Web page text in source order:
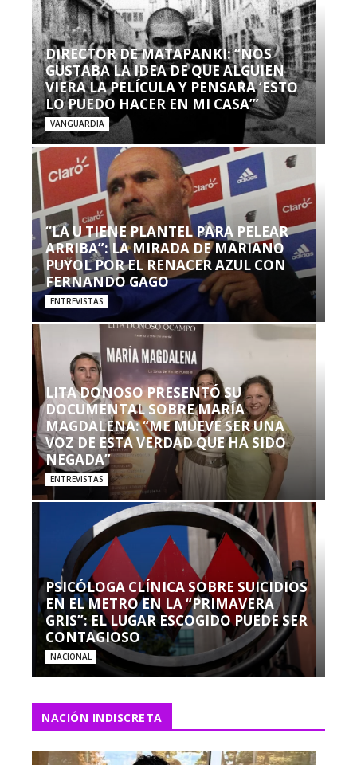
DIRECTOR DE MATAPANKI: “NOS
GUSTABA LA IDEA DE QUE ALGUIEN
VIERA LA PELÍCULA Y PENSARA ‘ESTO
LO PUEDO HACER EN MI CASA’”
VANGUARDIA
“LA U TIENE PLANTEL PARA PELEAR
ARRIBA”: LA MIRADA DE MARIANO
PUYOL POR EL RENACER AZUL CON
FERNANDO GAGO
ENTREVISTAS
LITA DONOSO PRESENTÓ SU
DOCUMENTAL SOBRE MARÍA
MAGDALENA: “ME MUEVE SER UNA
VOZ DE ESTA VERDAD QUE HA SIDO
NEGADA”
ENTREVISTAS
PSICÓLOGA CLÍNICA SOBRE SUICIDIOS
EN EL METRO EN LA “PRIMAVERA
GRIS”: EL LUGAR ESCOGIDO PUEDE SER
CONTAGIOSO
NACIONAL
NACIÓN INDISCRETA